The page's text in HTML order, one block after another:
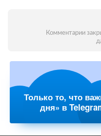
Комментарии
Только то, что
дня» в